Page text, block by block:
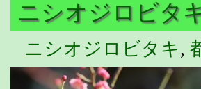
ニシオジロビタ
ニシオジロビタキ,